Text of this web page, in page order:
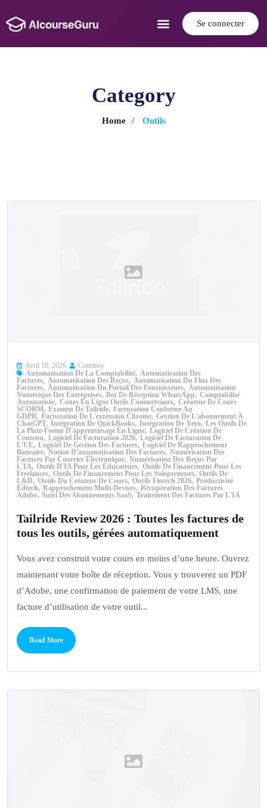
Se connecter
Category
Home / Outils
Avril 10, 2026
Courtney
Automatisation De La Comptabilité Automatisation Des
Factures Automatisation Des Reçus Automatisation Du Flux Des
Factures Automatisation Du Portail Des Fournisseurs Automatisation
Numérique Des Entreprises Bot De Réception WhatsApp
Comptabilité
Automatisée Cours En Ligne Outils Commerciaux Créateur De Cours
SCORM Examen De Tailride Facturation Conforme Au
GDPR Facturation De L'extension Chrome Gestion De L'abonnement À
ChatGPT Intégration De QuickBooks Intégration De Xero Les Outils De
La Plate-Forme D'apprentissage En Ligne Logiciel De Création De
Contenu
Logiciel De Facturation 2026 Logiciel De Facturation De
L'UE Logiciel De Gestion Des Factures Logiciel De Rapprochement
Bancaire Notion D'automatisation Des Factures Numérisation Des
Factures Par Courrier Électronique Numérisation Des Reçus Par
L'IA Outils D'IA Pour Les Éducateurs Outils De Financement Pour Les
Freelances Outils De Financement Pour Les Solopreneurs Outils De
L&D
Outils Du Créateur De Cours Outils Fintech 2026 Productivité
Edtech
Rapprochement Multi-Devises Récupération Des Factures
Adobe Suivi Des Abonnements SaaS Traitement Des Factures Par L'IA
Tailride Review 2026 : Toutes les factures de
tous les outils, gérées automatiquement
Vous avez construit votre cours en moins d’une heure. Ouvrez
maintenant votre boîte de réception. Vous y trouverez un PDF
d’Adobe, une confirmation de paiement de votre LMS, une
facture d’utilisation de votre outil...
Read More